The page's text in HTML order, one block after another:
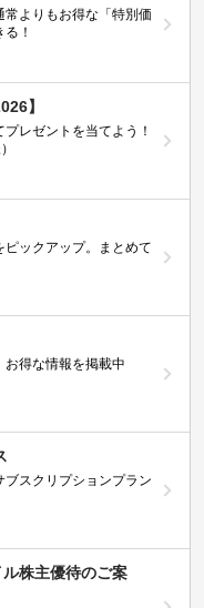
よりもお得な「特別価
！
】
レゼントを当てよう！
ピックアップ。まとめて
得な情報を掲載中
スクリプションプラン
ル株主優待のご案